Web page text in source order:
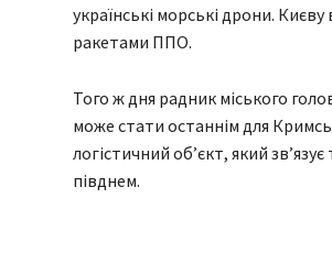
українські морські дрони.
ракетами ППО.
Того ж дня радник міського
може стати останнім для
логістичний обʼєкт, який
півднем.